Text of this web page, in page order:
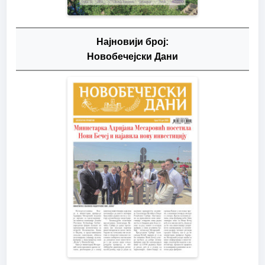
Најновији број:
Новобечејски Дани